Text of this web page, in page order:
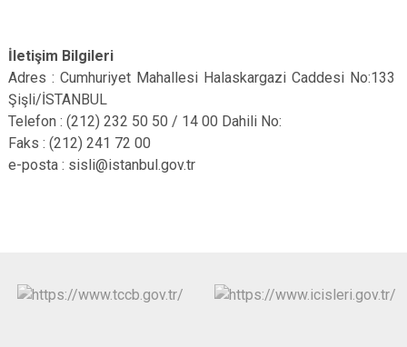
İletişim Bilgileri
Adres : Cumhuriyet Mahallesi Halaskargazi Caddesi No:133
Şişli/İSTANBUL
Telefon : (212) 232 50 50 / 14 00 Dahili No:
Faks : (212) 241 72 00
e-posta : sisli@istanbul.gov.tr